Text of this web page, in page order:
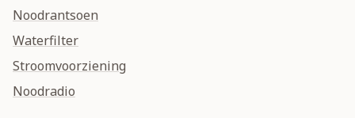
Noodrantsoen
Waterfilter
Stroomvoorziening
Noodradio